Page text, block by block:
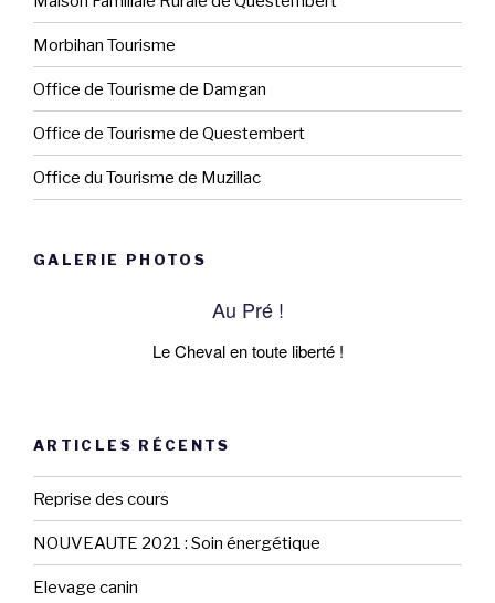
Morbihan Tourisme
Office de Tourisme de Damgan
Office de Tourisme de Questembert
Office du Tourisme de Muzillac
GALERIE PHOTOS
Au Pré !
Le Cheval en toute liberté !
ARTICLES RÉCENTS
Reprise des cours
NOUVEAUTE 2021 : Soin énergétique
Elevage canin